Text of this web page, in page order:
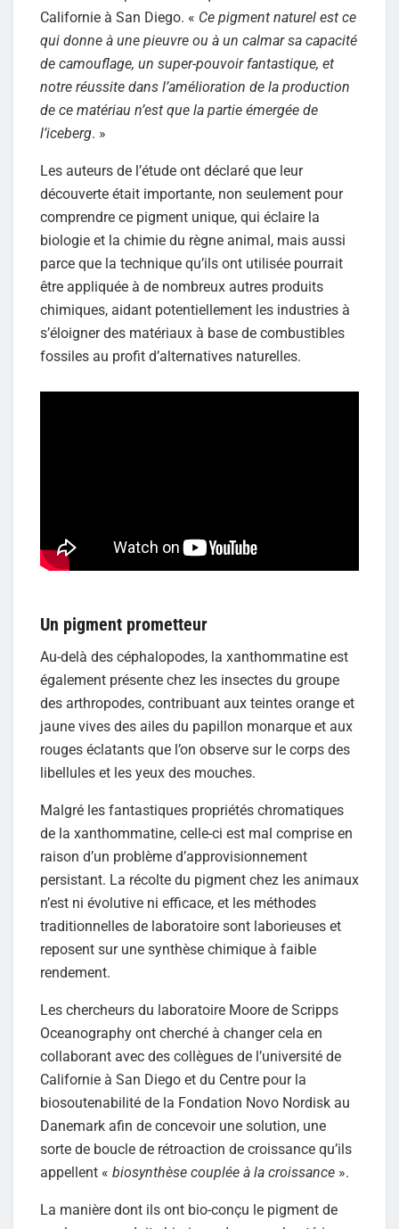
Californie à San Diego. « Ce pigment naturel est ce
qui donne à une pieuvre ou à un calmar sa capacité
de camouflage, un super-pouvoir fantastique, et
notre réussite dans l’amélioration de la production
de ce matériau n’est que la partie émergée de
l’iceberg. »
Les auteurs de l’étude ont déclaré que leur
découverte était importante, non seulement pour
comprendre ce pigment unique, qui éclaire la
biologie et la chimie du règne animal, mais aussi
parce que la technique qu’ils ont utilisée pourrait
être appliquée à de nombreux autres produits
chimiques, aidant potentiellement les industries à
s’éloigner des matériaux à base de combustibles
fossiles au profit d’alternatives naturelles.
Un pigment prometteur
Au-delà des céphalopodes, la xanthommatine est
également présente chez les insectes du groupe
des arthropodes, contribuant aux teintes orange et
jaune vives des ailes du papillon monarque et aux
rouges éclatants que l’on observe sur le corps des
libellules et les yeux des mouches.
Malgré les fantastiques propriétés chromatiques
de la xanthommatine, celle-ci est mal comprise en
raison d’un problème d’approvisionnement
persistant. La récolte du pigment chez les animaux
n’est ni évolutive ni efficace, et les méthodes
traditionnelles de laboratoire sont laborieuses et
reposent sur une synthèse chimique à faible
rendement.
Les chercheurs du laboratoire Moore de Scripps
Oceanography ont cherché à changer cela en
collaborant avec des collègues de l’université de
Californie à San Diego et du Centre pour la
biosoutenabilité de la Fondation Novo Nordisk au
Danemark afin de concevoir une solution, une
sorte de boucle de rétroaction de croissance qu’ils
appellent « biosynthèse couplée à la croissance ».
La manière dont ils ont bio-conçu le pigment de